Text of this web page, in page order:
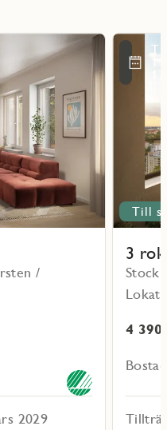
/
2029
Till
3
4
Läs
mer
objekt